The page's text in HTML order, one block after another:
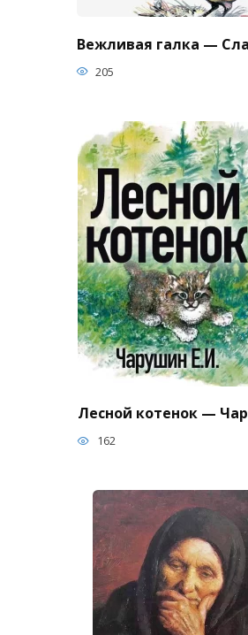
Вежливая галка —
205
Лесной котенок —
162